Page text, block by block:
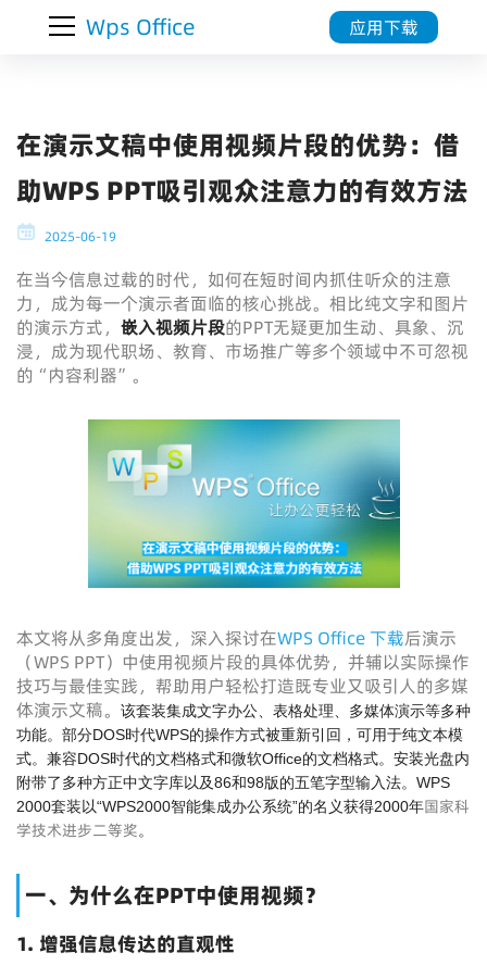
Wps Office 应用下载
在演示文稿中使用视频片段的优势：借
助WPS PPT吸引观众注意力的有效方法
2025-06-19
在当今信息过载的时代，如何在短时间内抓住听众的注意
力，成为每一个演示者面临的核心挑战。相比纯文字和图片
的演示方式， 嵌入视频片段的PPT无疑更加生动、具象、沉
浸，成为现代职场、教育、市场推广等多个领域中不可忽视
的“内容利器”。
本文将从多角度出发，深入探讨在WPS Office 下载后演示
（WPS PPT）中使用视频片段的具体优势，并辅以实际操作
技巧与最佳实践，帮助用户轻松打造既专业又吸引人的多媒
体演示文稿。
该套装集成文字办公、表格处理、多媒体演示等多种
功能。部分DOS时代WPS的操作方式被重新引回，可用于纯文本模
式。兼容DOS时代的文档格式和微软Office的文档格式。安装光盘内
附带了多种方正中文字库以及86和98版的五笔字型输入法。WPS
2000套装以“WPS2000智能集成办公系统”的名义获得2000年国家科
学技术进步二等奖。
一、为什么在PPT中使用视频？
1. 增强信息传达的直观性